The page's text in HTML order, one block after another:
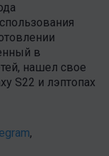
в
нашел свое
S22 и лэптопах
,